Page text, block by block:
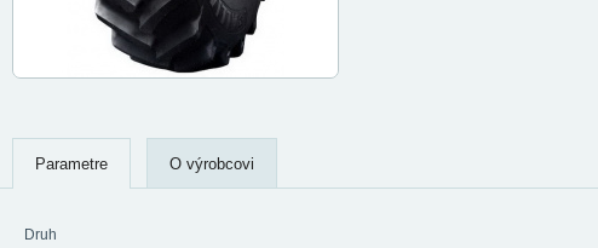
Parametre O výrobcovi
Druh